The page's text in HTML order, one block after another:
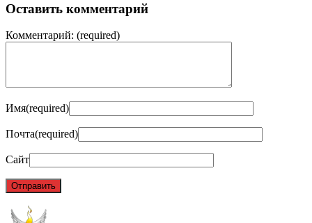
Оставить комментарий
Комментарий: (required)
Имя(required)
Почта(required)
Сайт